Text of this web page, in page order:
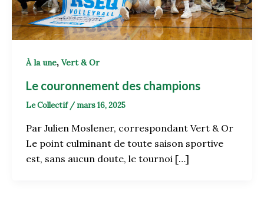
À la une, Vert & Or
Le couronnement des champions
Le Collectif / mars 16, 2025
Par Julien Moslener, correspondant Vert & Or
Le point culminant de toute saison sportive
est, sans aucun doute, le tournoi […]